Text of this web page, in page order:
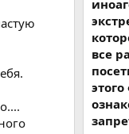
все